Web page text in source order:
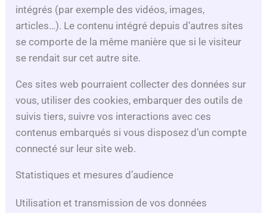
intégrés (par exemple des vidéos, images,
articles…). Le contenu intégré depuis d’autres sites
se comporte de la même manière que si le visiteur
se rendait sur cet autre site.
Ces sites web pourraient collecter des données sur
vous, utiliser des cookies, embarquer des outils de
suivis tiers, suivre vos interactions avec ces
contenus embarqués si vous disposez d’un compte
connecté sur leur site web.
Statistiques et mesures d’audience
Utilisation et transmission de vos données